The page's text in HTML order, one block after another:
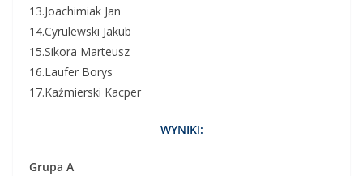
13.Joachimiak Jan
14.Cyrulewski Jakub
15.Sikora Marteusz
16.Laufer Borys
17.Kaźmierski Kacper
WYNIKI:
Grupa A